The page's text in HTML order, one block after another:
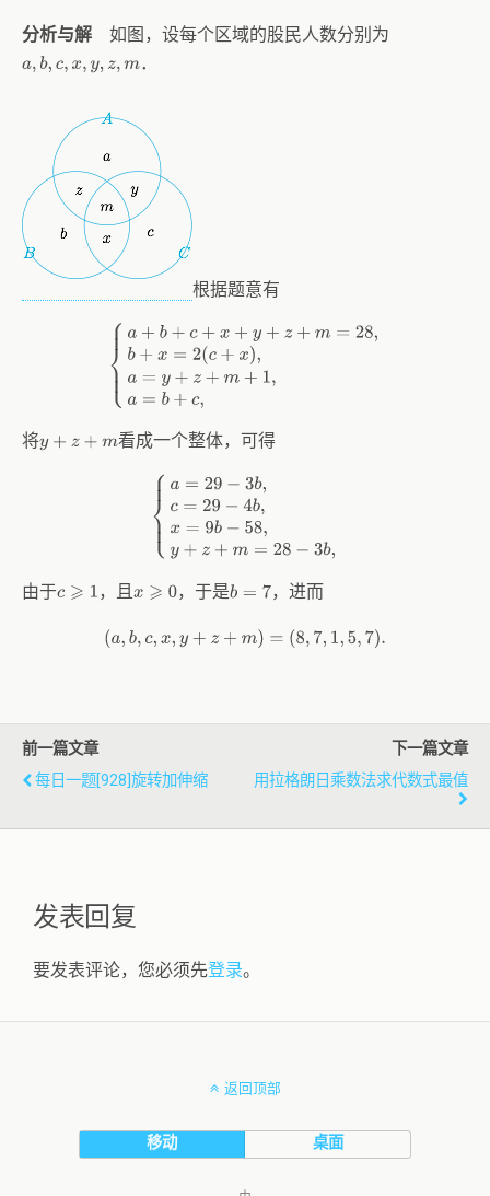
分析与解 如图，设每个区域的股民人数分别为
a,b,c x,y ,z, m ．
根据题意有
a +b +c+x +y+z +m =28, b+ x= 2( c+ x),a =y +z+m
将y+ z+ m 看成一个整体，可得
a =29− 3b,c=29−
由于c ⩾1 ，且x⩾0 ，于是b =7 ，进而
(a,b,c ,x, y+ z+m)=( 8,7 ,1,5 ,7) .
前一篇文章
每日一题[928]旋转加伸缩
下一篇文章
用拉格朗日乘数法求代数式最值
发表回复
要发表评论，您必须先登录。
返回顶部
移动 桌面